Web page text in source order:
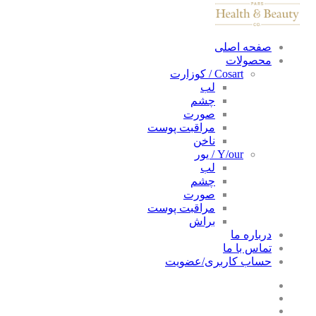
صفحه اصلی
محصولات
Cosart / کوزارت
لب
چشم
صورت
مراقبت پوست
ناخن
Y/our / یور
لب
چشم
صورت
مراقبت پوست
براش
درباره ما
تماس با ما
حساب کاربری/عضویت